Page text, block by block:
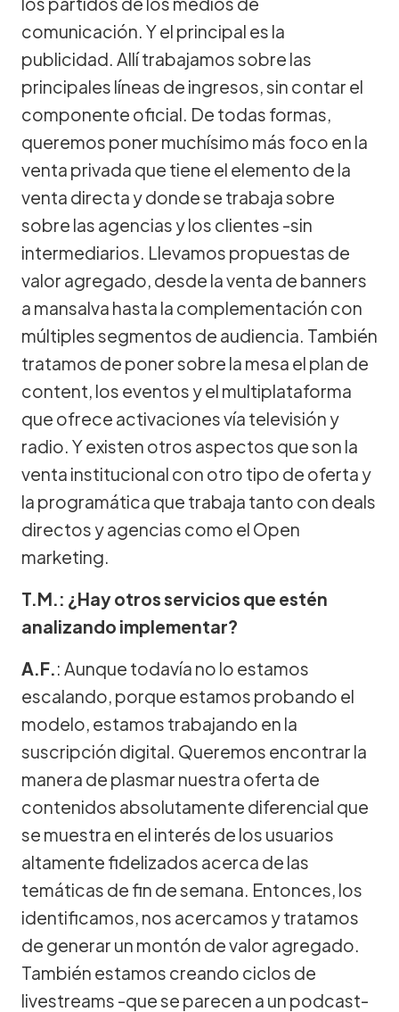
comunicación. Y el principal es la
publicidad. Allí trabajamos sobre las
principales líneas de ingresos, sin contar el
componente oficial. De todas formas,
queremos poner muchísimo más foco en la
venta privada que tiene el elemento de la
venta directa y donde se trabaja sobre
sobre las agencias y los clientes -sin
intermediarios. Llevamos propuestas de
valor agregado, desde la venta de banners
a mansalva hasta la complementación con
múltiples segmentos de audiencia. También
tratamos de poner sobre la mesa el plan de
content, los eventos y el multiplataforma
que ofrece activaciones vía televisión y
radio. Y existen otros aspectos que son la
venta institucional con otro tipo de oferta y
la programática que trabaja tanto con deals
directos y agencias como el Open
marketing.
T.M.: ¿Hay otros servicios que estén
analizando implementar?
A.F.: Aunque todavía no lo estamos
escalando, porque estamos probando el
modelo, estamos trabajando en la
suscripción digital. Queremos encontrar la
manera de plasmar nuestra oferta de
contenidos absolutamente diferencial que
se muestra en el interés de los usuarios
altamente fidelizados acerca de las
temáticas de fin de semana. Entonces, los
identificamos, nos acercamos y tratamos
de generar un montón de valor agregado.
También estamos creando ciclos de
livestreams -que se parecen a un podcast-